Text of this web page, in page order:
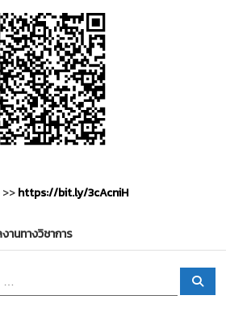
https://bit.ly/3cAcniH
นทางวิชาการ
S